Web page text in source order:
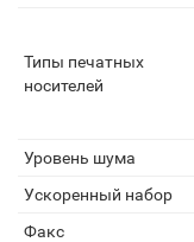
Типы печатных
носителей
Уровень шума
Ускоренный набор
Факс